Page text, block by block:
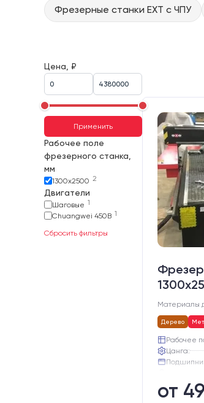
Фрезерные станки EXT с ЧПУ
Цена, ₽
Применить
Рабочее поле
фрезерного станка,
мм
1300х2500 2
Двигатели
Шаговые 1
Chuangwei 450B 1
Сбросить фильтры
Материалы
Дерево
Рабочее
Цанга:
Двигатели:
от